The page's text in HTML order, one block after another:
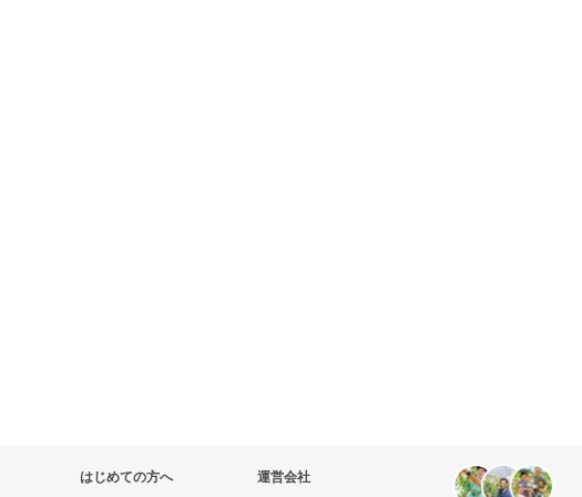
はじめての方へ 運営会社